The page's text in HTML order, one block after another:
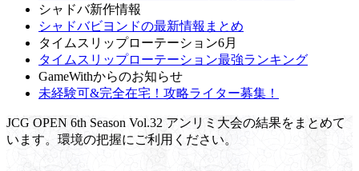
シャドバ新作情報
シャドバビヨンドの最新情報まとめ
タイムスリップローテーション6月
タイムスリップローテーション最強ランキング
GameWithからのお知らせ
未経験可&完全在宅！攻略ライター募集！
JCG OPEN 6th Season Vol.32 アンリミ大会の結果をまとめて
います。環境の把握にご利用ください。